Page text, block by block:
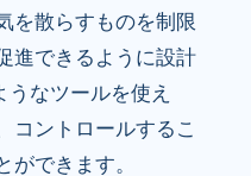
を散らすものを制限
進できるように設計
うなツールを使え
コントロールするこ
ができます。